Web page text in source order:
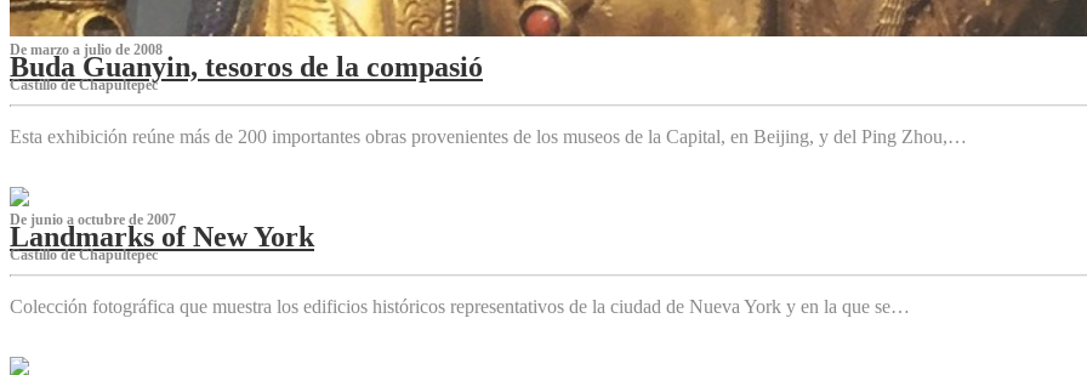
De marzo a julio de 2008
Buda Guanyin, tesoros de la compasió
Castillo de Chapultepec
Esta exhibición reúne más de 200 importantes obras provenientes de los museos de la Capital, en Beijing, y del Ping Zhou,…
De junio a octubre de 2007
Landmarks of New York
Castillo de Chapultepec
Colección fotográfica que muestra los edificios históricos representativos de la ciudad de Nueva York y en la que se…